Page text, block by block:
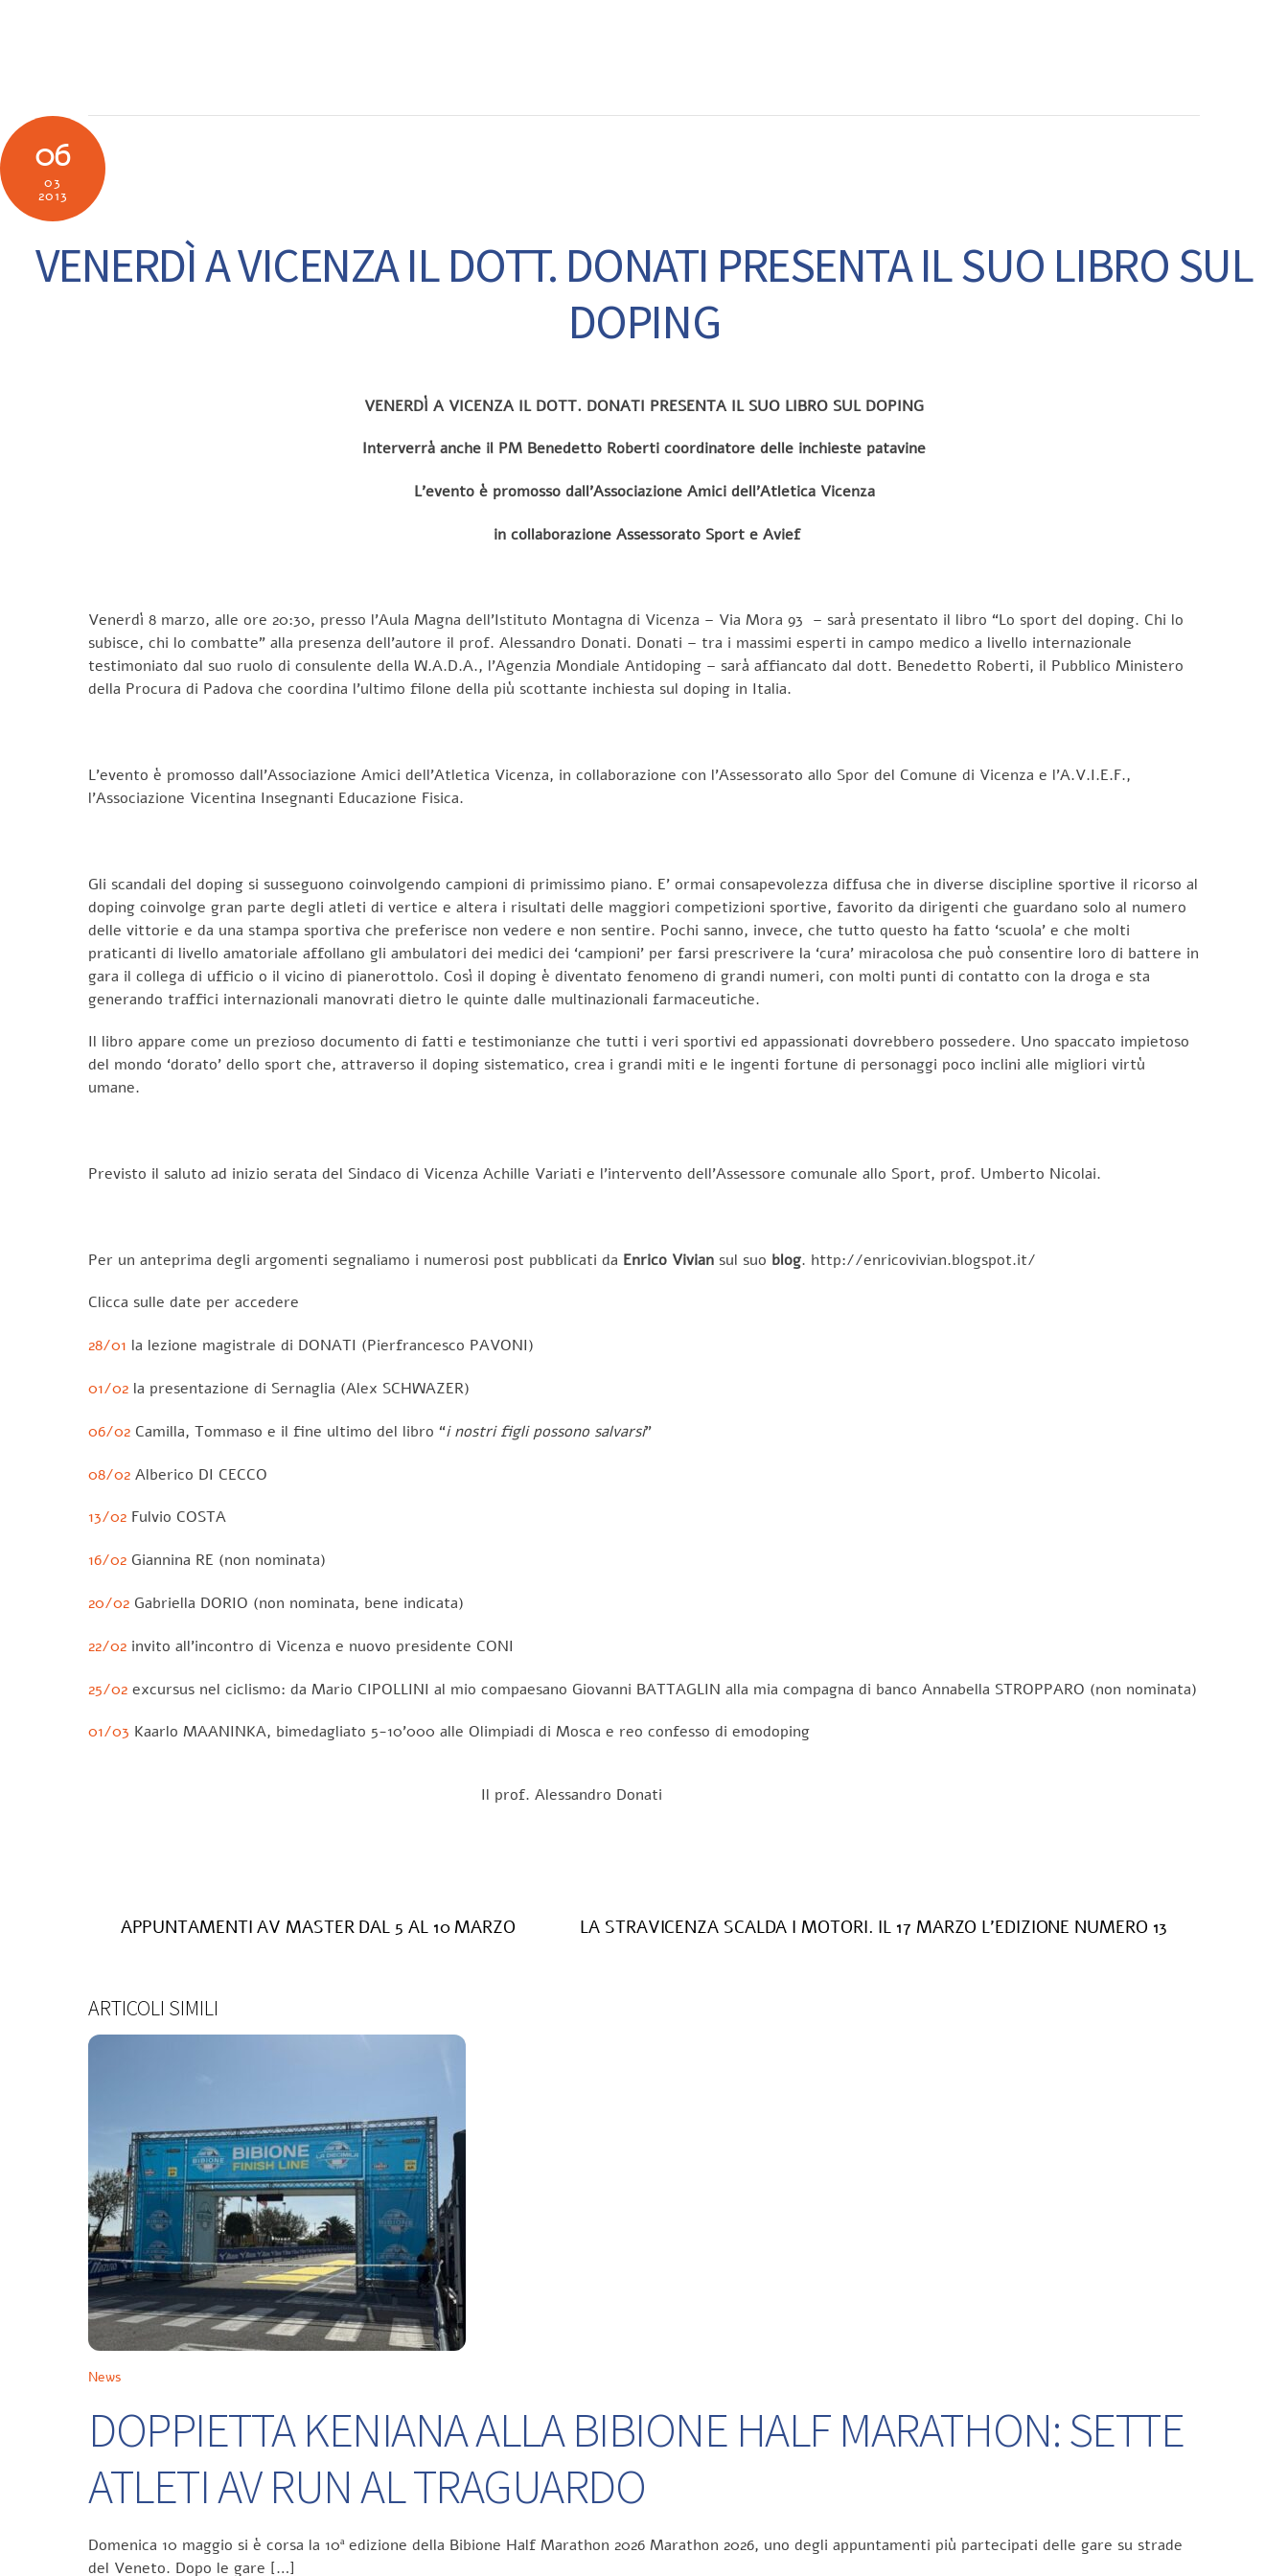
06
03
2013
VENERDÌ A VICENZA IL DOTT. DONATI PRESENTA IL SUO LIBRO SUL
DOPING
VENERDÌ A VICENZA IL DOTT. DONATI PRESENTA IL SUO LIBRO SUL DOPING
Interverrà anche il PM Benedetto Roberti coordinatore delle inchieste patavine
L’evento è promosso dall’Associazione Amici dell’Atletica Vicenza
in collaborazione Assessorato Sport e Avief
Venerdì 8 marzo, alle ore 20:30, presso l’Aula Magna dell’Istituto Montagna di Vicenza – Via Mora 93 – sarà presentato il libro “Lo sport del doping. Chi lo
subisce, chi lo combatte” alla presenza dell’autore il prof. Alessandro Donati. Donati – tra i massimi esperti in campo medico a livello internazionale
testimoniato dal suo ruolo di consulente della W.A.D.A., l’Agenzia Mondiale Antidoping – sarà affiancato dal dott. Benedetto Roberti, il Pubblico Ministero
della Procura di Padova che coordina l’ultimo filone della più scottante inchiesta sul doping in Italia.
L’evento è promosso dall’Associazione Amici dell’Atletica Vicenza, in collaborazione con l’Assessorato allo Spor del Comune di Vicenza e l’A.V.I.E.F.,
l’Associazione Vicentina Insegnanti Educazione Fisica.
Gli scandali del doping si susseguono coinvolgendo campioni di primissimo piano. E’ ormai consapevolezza diffusa che in diverse discipline sportive il ricorso al
doping coinvolge gran parte degli atleti di vertice e altera i risultati delle maggiori competizioni sportive, favorito da dirigenti che guardano solo al numero
delle vittorie e da una stampa sportiva che preferisce non vedere e non sentire. Pochi sanno, invece, che tutto questo ha fatto ‘scuola’ e che molti
praticanti di livello amatoriale affollano gli ambulatori dei medici dei ‘campioni’ per farsi prescrivere la ‘cura’ miracolosa che può consentire loro di battere in
gara il collega di ufficio o il vicino di pianerottolo. Così il doping è diventato fenomeno di grandi numeri, con molti punti di contatto con la droga e sta
generando traffici internazionali manovrati dietro le quinte dalle multinazionali farmaceutiche.
Il libro appare come un prezioso documento di fatti e testimonianze che tutti i veri sportivi ed appassionati dovrebbero possedere. Uno spaccato impietoso
del mondo ‘dorato’ dello sport che, attraverso il doping sistematico, crea i grandi miti e le ingenti fortune di personaggi poco inclini alle migliori virtù
umane.
Previsto il saluto ad inizio serata del Sindaco di Vicenza Achille Variati e l’intervento dell’Assessore comunale allo Sport, prof. Umberto Nicolai.
Per un anteprima degli argomenti segnaliamo i numerosi post pubblicati da Enrico Vivian sul suo blog. http://enricovivian.blogspot.it/
Clicca sulle date per accedere
28/01 la lezione magistrale di DONATI (Pierfrancesco PAVONI)
01/02 la presentazione di Sernaglia (Alex SCHWAZER)
06/02 Camilla, Tommaso e il fine ultimo del libro “i nostri figli possono salvarsi”
08/02 Alberico DI CECCO
13/02 Fulvio COSTA
16/02 Giannina RE (non nominata)
20/02 Gabriella DORIO (non nominata, bene indicata)
22/02 invito all’incontro di Vicenza e nuovo presidente CONI
25/02 excursus nel ciclismo: da Mario CIPOLLINI al mio compaesano Giovanni BATTAGLIN alla mia compagna di banco Annabella STROPPARO (non nominata)
01/03 Kaarlo MAANINKA, bimedagliato 5-10’000 alle Olimpiadi di Mosca e reo confesso di emodoping
Il prof. Alessandro Donati
APPUNTAMENTI AV MASTER DAL 5 AL 10 MARZO LA STRAVICENZA SCALDA I MOTORI. IL 17 MARZO L’EDIZIONE NUMERO 13
ARTICOLI SIMILI
News
DOPPIETTA KENIANA ALLA BIBIONE HALF MARATHON: SETTE
ATLETI AV RUN AL TRAGUARDO
Domenica 10 maggio si è corsa la 10ª edizione della Bibione Half Marathon 2026 Marathon 2026, uno degli appuntamenti più partecipati delle gare su strade
del Veneto. Dopo le gare […]